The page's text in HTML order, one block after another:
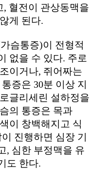
혈전이 관상동맥을
게 된다.
슴통증)이 전형적
없을 수 있다. 주로
이거나, 쥐어짜는
증은 30분 이상 지
글리세린 설하정을
의 통증은 목과
이 창백해지고 식
진행하면 심장 기
, 심한 부정맥을 유
도 한다.